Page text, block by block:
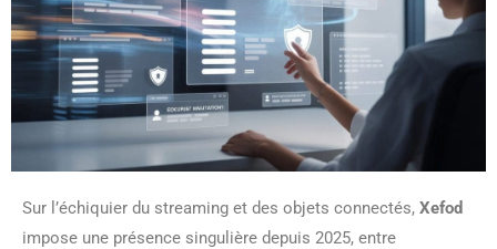
Sur l’échiquier du streaming et des objets connectés, Xefod
impose une présence singulière depuis 2025, entre